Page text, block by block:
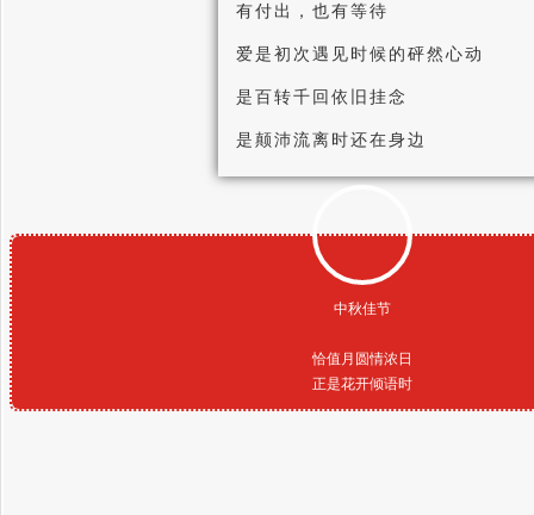
有付出，也有等待
爱是初次遇见时候的砰然心动
是百转千回依旧挂念
是颠沛流离时还在身边
中秋佳节
恰值月圆情浓日
正是花开倾语时